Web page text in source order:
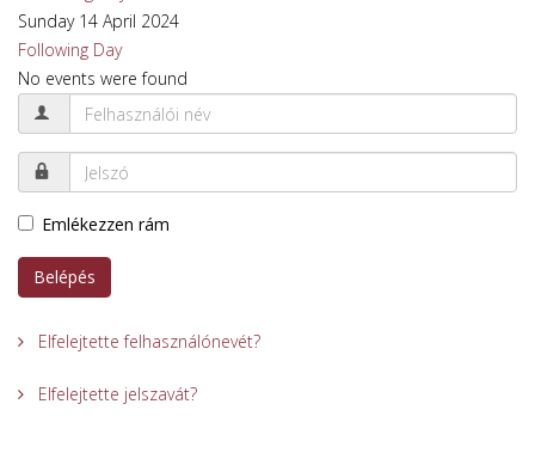
Sunday 14 April 2024
Following Day
No events were found
Emlékezzen rám
Belépés
Elfelejtette felhasználónevét?
Elfelejtette jelszavát?